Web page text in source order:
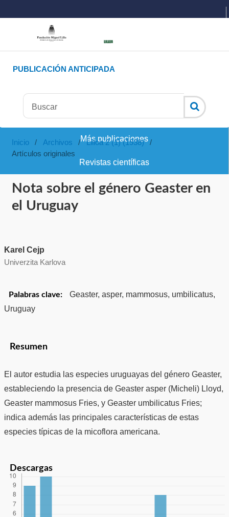
Más publicaciones
Revistas científicas
PUBLICACIÓN ANTICIPADA
Inicio / Archivos / Lilloa 2 (1) (1938)
/
Artículos originales
Nota sobre el género Geaster en
el Uruguay
Karel Cejp
Univerzita Karlova
Palabras clave:
Geaster, asper, mammosus, umbilicatus,
Uruguay
Resumen
El autor estudia las especies uruguayas del género Geaster,
estableciendo la presencia de Geaster asper (Micheli) Lloyd,
Geaster mammosus Fries, y Geaster umbilicatus Fries;
indica además las principales características de estas
especies típicas de la micoflora americana.
Descargas